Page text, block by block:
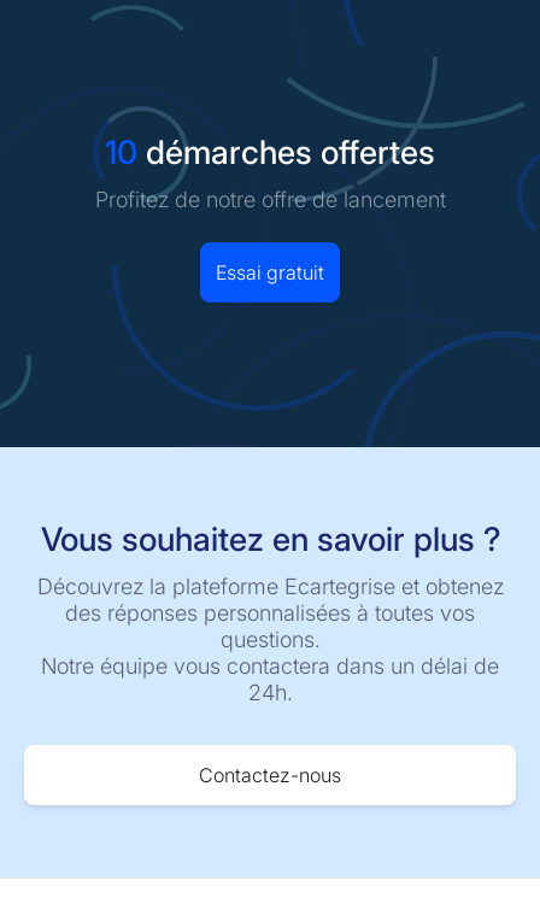
10 démarches offertes
Profitez de notre offre de lancement
Essai gratuit
Vous souhaitez en savoir plus ?
Découvrez la plateforme Ecartegrise et obtenez
des réponses personnalisées à toutes vos
questions.
Notre équipe vous contactera dans un délai de
24h.
Contactez-nous